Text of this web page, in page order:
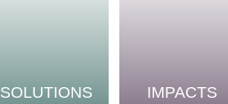
SOLUTIONS IMPACTS